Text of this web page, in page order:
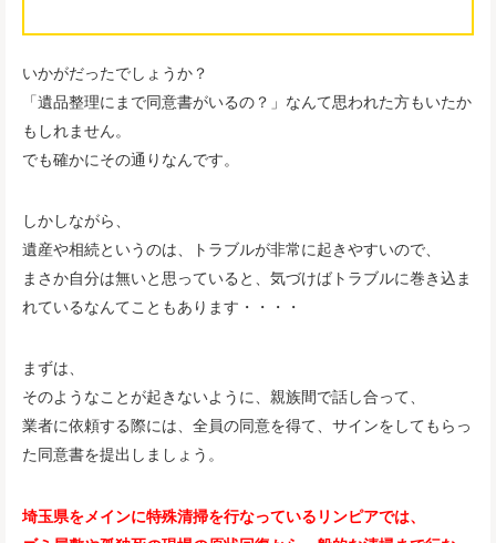
いかがだったでしょうか？
「遺品整理にまで同意書がいるの？」なんて思われた方もいたか
もしれません。
でも確かにその通りなんです。
しかしながら、
遺産や相続というのは、トラブルが非常に起きやすいので、
まさか自分は無いと思っていると、気づけばトラブルに巻き込ま
れているなんてこともあります・・・・
まずは、
そのようなことが起きないように、親族間で話し合って、
業者に依頼する際には、全員の同意を得て、サインをしてもらっ
た同意書を提出しましょう。
埼玉県をメインに特殊清掃を行なっているリンピアでは、